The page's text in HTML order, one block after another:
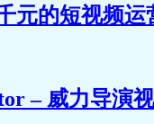
元的短视频运
– 威力导演